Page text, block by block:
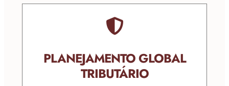
PLANEJAMENTO GLOBAL
TRIBUTÁRIO